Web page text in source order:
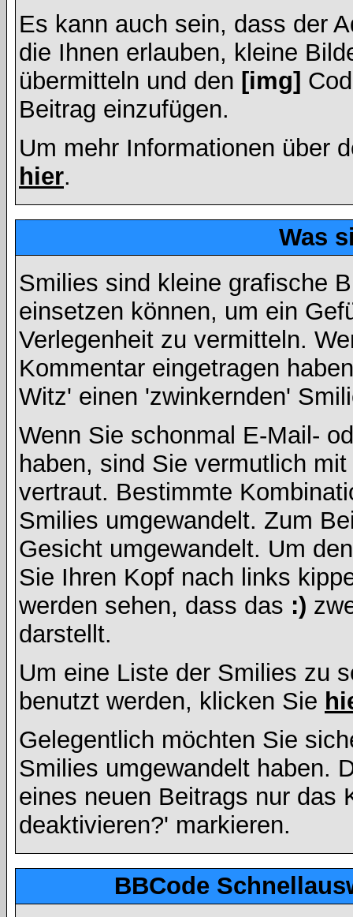
Es kann auch sein, dass der
die Ihnen erlauben, kleine
übermitteln und den [img]
Beitrag einzufügen.
Um mehr Informationen über
hier.
Was
Smilies sind kleine grafische
einsetzen können, um ein
Verlegenheit zu vermitteln.
Kommentar eingetragen
Witz' einen 'zwinkernden'
Wenn Sie schonmal E-Mail-
haben, sind Sie vermutlich
vertraut. Bestimmte
Smilies umgewandelt. Zum
Gesicht umgewandelt. Um
Sie Ihren Kopf nach links
werden sehen, dass das :)
darstellt.
Um eine Liste der Smilies zu
benutzt werden, klicken Sie
Gelegentlich möchten Sie
Smilies umgewandelt haben.
eines neuen Beitrags nur das
deaktivieren?' markieren.
BBCode